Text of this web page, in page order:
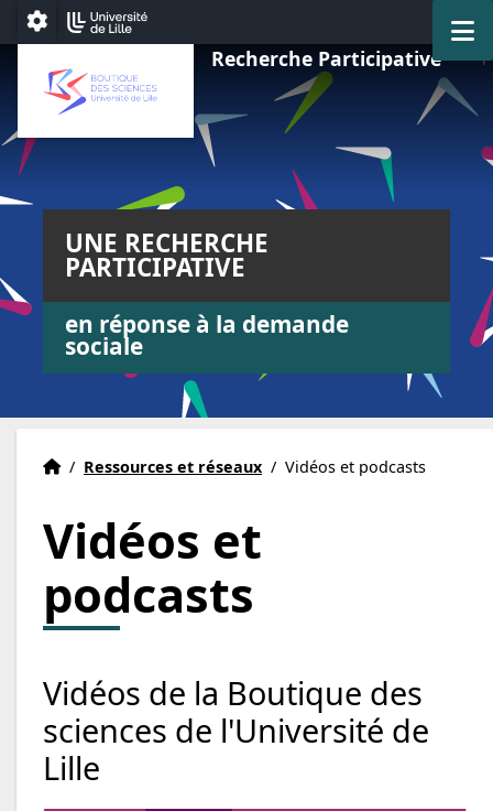
Aller au menu
Aller au contenu
Aller au pied de page
Paramétrage
Recherche Participative
UNE RECHERCHE
PARTICIPATIVE
en réponse à la demande
sociale
Accueil
Accueil
/ Ressources et réseaux / Vidéos et podcasts
Vidéos et
podcasts
Vidéos de la Boutique des
sciences de l'Université de
Lille